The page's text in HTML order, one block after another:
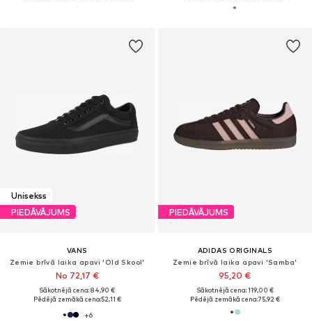
Unisekss
PIEDĀVĀJUMS
VANS
Zemie brīvā laika apavi 'Old Skool'
No 72,17 €
Sākotnējā cena: 84,90 €
Pēdējā zemākā cena:52,11 €
+6
PIEDĀVĀJUMS
ADIDAS ORIGINALS
Zemie brīvā laika apavi 'Samba'
95,20 €
Sākotnējā cena: 119,00 €
Pēdējā zemākā cena:75,92 €